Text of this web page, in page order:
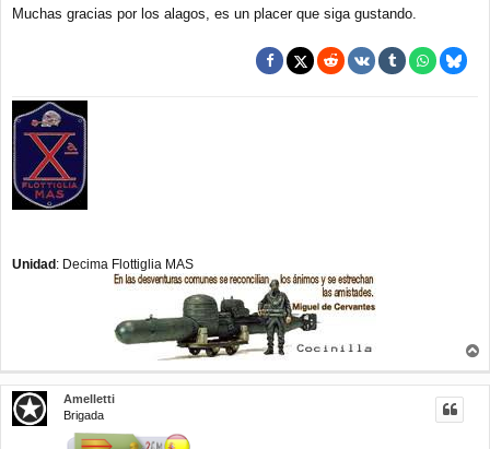
a
Muchas gracias por los alagos, es un placer que siga gustando.
Unidad: Decima Flottiglia MAS
r
r
Amelletti
Brigada